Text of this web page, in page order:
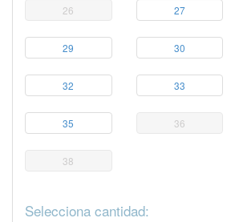
26 27
29 30
32 33
35 36
38
Selecciona cantidad: